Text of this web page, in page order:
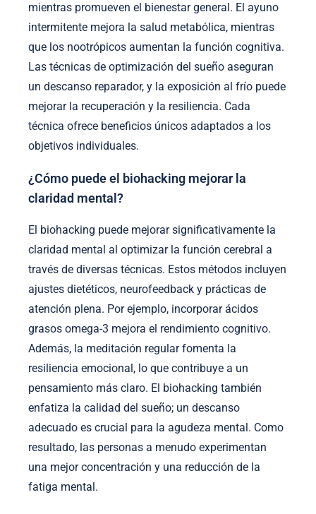
mientras promueven el bienestar general. El ayuno
intermitente mejora la salud metabólica, mientras
que los nootrópicos aumentan la función cognitiva.
Las técnicas de optimización del sueño aseguran
un descanso reparador, y la exposición al frío puede
mejorar la recuperación y la resiliencia. Cada
técnica ofrece beneficios únicos adaptados a los
objetivos individuales.
¿Cómo puede el biohacking mejorar la
claridad mental?
El biohacking puede mejorar significativamente la
claridad mental al optimizar la función cerebral a
través de diversas técnicas. Estos métodos incluyen
ajustes dietéticos, neurofeedback y prácticas de
atención plena. Por ejemplo, incorporar ácidos
grasos omega-3 mejora el rendimiento cognitivo.
Además, la meditación regular fomenta la
resiliencia emocional, lo que contribuye a un
pensamiento más claro. El biohacking también
enfatiza la calidad del sueño; un descanso
adecuado es crucial para la agudeza mental. Como
resultado, las personas a menudo experimentan
una mejor concentración y una reducción de la
fatiga mental.